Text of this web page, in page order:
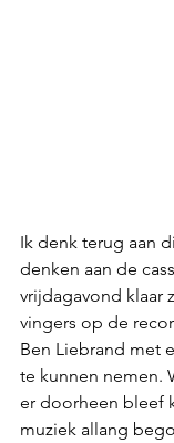
Ik denk terug aan
denken aan de
vrijdagavond klaar
vingers op de
Ben Liebrand met
te kunnen nemen.
er doorheen bleef
muziek allang